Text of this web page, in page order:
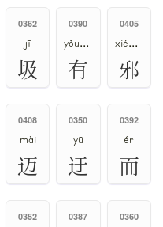
0362
jī
圾
0390
yǒu、yòu
有
0405
xié、yé
邪
0408
mài
迈
0350
yū
迂
0392
ér
而
0352 0387 0360